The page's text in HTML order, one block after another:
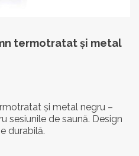
termotratat și metal
și metal negru –
sesiunile de saună. Design
durabilă.